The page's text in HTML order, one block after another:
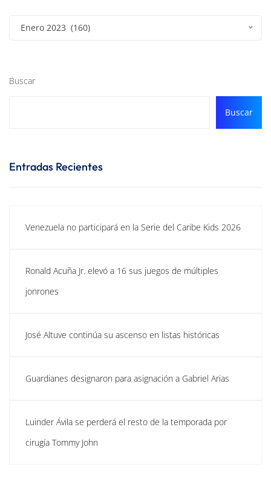
Enero 2023 (160)
Buscar
Buscar
Entradas Recientes
Venezuela no participará en la Serie del Caribe Kids 2026
Ronald Acuña Jr. elevó a 16 sus juegos de múltiples
jonrones
José Altuve continúa su ascenso en listas históricas
Guardianes designaron para asignación a Gabriel Arias
Luinder Ávila se perderá el resto de la temporada por
cirugía Tommy John